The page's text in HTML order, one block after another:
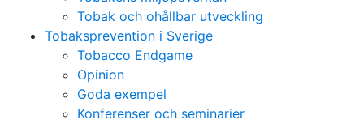
Tobak och ohållbar utveckling
Tobaksprevention i Sverige
Tobacco Endgame
Opinion
Goda exempel
Konferenser och seminarier